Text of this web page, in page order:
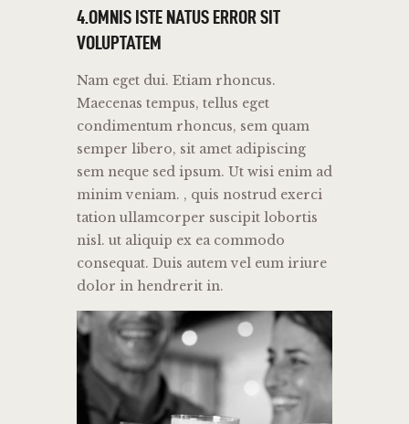
4.OMNIS ISTE NATUS ERROR SIT
VOLUPTATEM
Nam eget dui. Etiam rhoncus.
Maecenas tempus, tellus eget
condimentum rhoncus, sem quam
semper libero, sit amet adipiscing
sem neque sed ipsum. Ut wisi enim ad
minim veniam. , quis nostrud exerci
tation ullamcorper suscipit lobortis
nisl. ut aliquip ex ea commodo
consequat. Duis autem vel eum iriure
dolor in hendrerit in.